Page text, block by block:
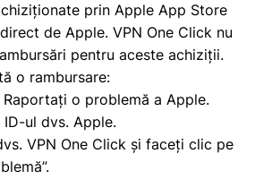
prin Apple App Store
de Apple. VPN One Click nu
pentru aceste achiziții.
o rambursare:
o problemă a Apple.
ul dvs. Apple.
VPN One Click și faceți clic pe